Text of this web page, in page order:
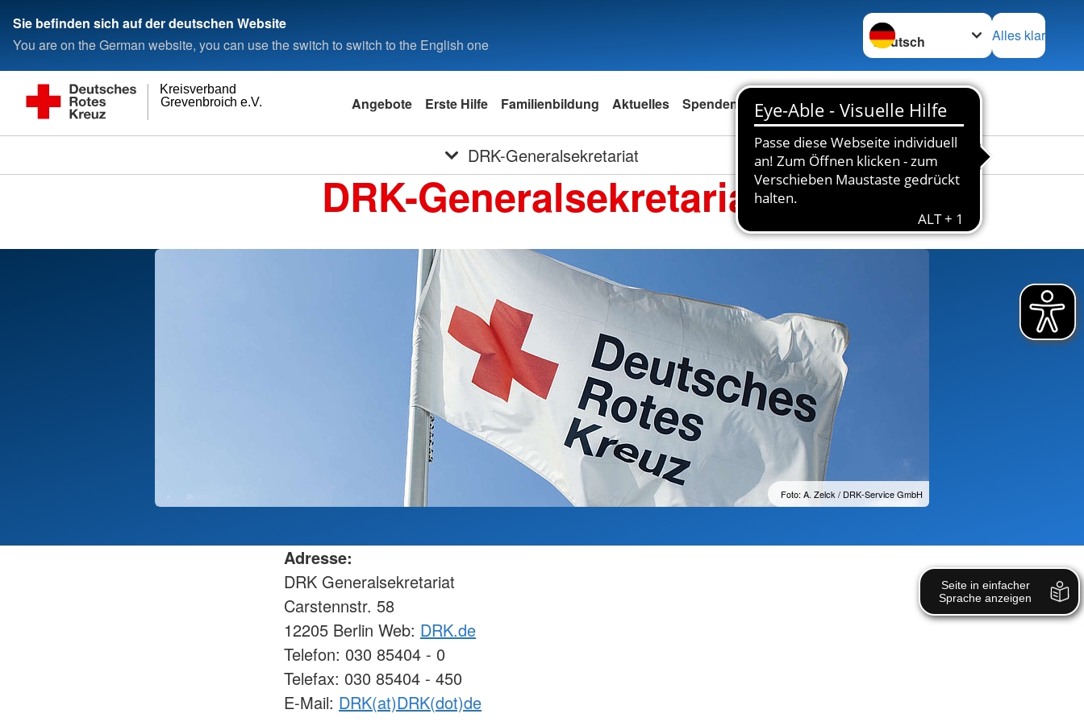
Sie befinden sich auf der deutschen Website
You are on the German website, you can use the switch to switch to the English one
Sprache wechseln zu
Alles klar
Grevenbroich e.V.
Kreisverband
Angebote Erste Hilfe Familienbildung Aktuelles Spenden Das DRK Karriere
DRK-Generalsekretariat
DRK-Generalsekretariat
Foto: A. Zelck / DRK-Service GmbH
Adresse:
DRK Generalsekretariat
Carstennstr. 58
12205 Berlin Web: DRK.de
Telefon: 030 85404 - 0
Telefax: 030 85404 - 450
E-Mail: DRK(at)DRK(dot)de